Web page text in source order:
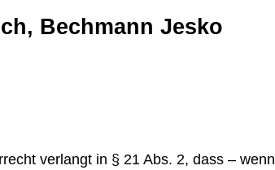
Bechmann Jesko
verlangt in § 21 Abs. 2, dass –